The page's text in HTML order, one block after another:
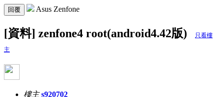
回覆 Asus Zenfone
[資料] zenfone4 root(android4.42版) 只看樓
主
樓主 s920702